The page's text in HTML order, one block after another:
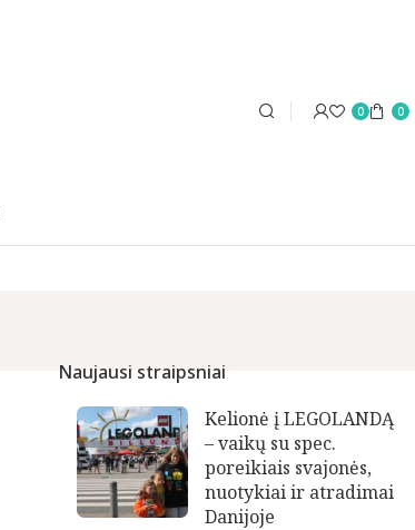
0 0
Naujausi straipsniai
Kelionė į LEGOLANDĄ
– vaikų su spec.
poreikiais svajonės,
nuotykiai ir atradimai
Danijoje